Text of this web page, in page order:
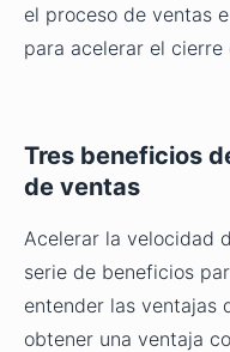
el proceso de ventas
para acelerar el cierre
Tres beneficios
de ventas
Acelerar la velocidad
serie de beneficios
entender las ventajas
obtener una ventaja